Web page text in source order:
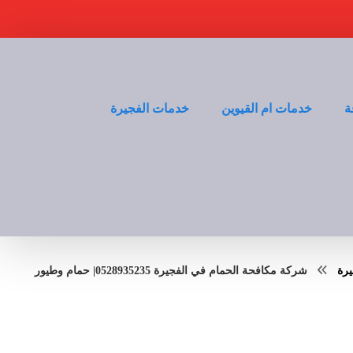
خدمات ام القيوين خدمات الفجيرة
شركة مكافحة الحمام في الفجيرة 0528935235| حمام وطيور